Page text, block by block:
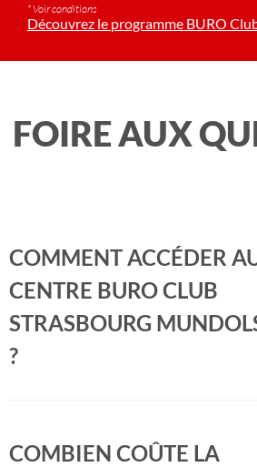
* Voir conditions
Découvrez le programme BURO
FOIRE AUX
COMMENT ACCÉDER
CENTRE BURO CLUB
STRASBOURG
?
COMBIEN COÛTE LA